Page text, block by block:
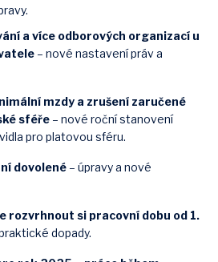
a více odborových organizací u
– nové nastavení práv a
mzdy a zrušení zaručené
sféře – nové roční stanovení
pro platovou sféru.
dovolené – úpravy a nové
rozvrhnout si pracovní dobu od 1.
dopady.